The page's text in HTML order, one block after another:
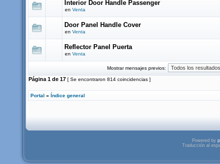
Interior Door Handle Passenger
en Venta
Door Panel Handle Cover
en Venta
Reflector Panel Puerta
en Venta
Mostrar mensajes previos:
Página 1 de 17 [ Se encontraron 814 coincidencias ]
Portal » Índice general
Powered by
Traducción al